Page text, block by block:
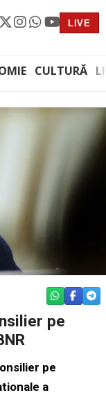
LIVE
CULTURĂ
WHATSAPP
pe
pe
a